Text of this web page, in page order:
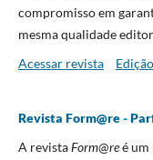
compromisso em
mesma qualidade
Acessar revista
Revista Form@re -
A revistaForm@reé